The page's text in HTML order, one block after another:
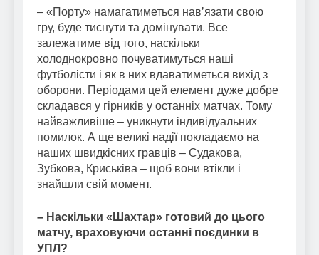
– «Порту» намагатиметься навʼязати свою
гру, буде тиснути та домінувати. Все
залежатиме від того, наскільки
холоднокровно почуватимуться наші
футболісти і як в них вдаватиметься вихід з
оборони. Періодами цей елемент дуже добре
складався у гірників у останніх матчах. Тому
найважливіше – уникнути індивідуальних
помилок. А ще великі надії покладаємо на
наших швидкісних гравців – Судакова,
Зубкова, Криськіва – щоб вони втікли і
знайшли свій момент.
– Наскільки «Шахтар» готовий до цього
матчу, враховуючи останні поєдинки в
УПЛ?